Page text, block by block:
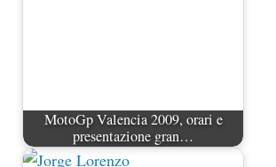
MotoGp Valencia 2009, orari e
presentazione gran…